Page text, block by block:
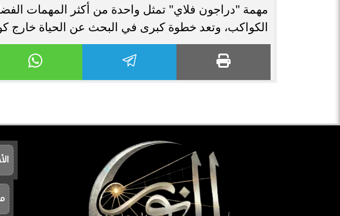
مهمة "دراجون فلاي" تمثل واحدة من أكثر المهمات
الكواكب، وتعد خطوة كبرى في البحث عن الحياة خارج